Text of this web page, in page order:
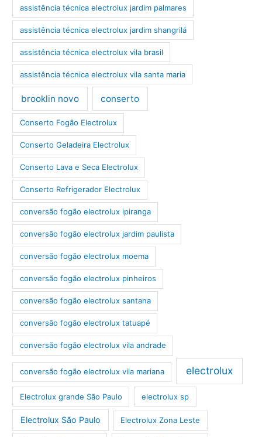
assistência técnica electrolux jardim palmares
assistência técnica electrolux jardim shangrilá
assistência técnica electrolux vila brasil
assistência técnica electrolux vila santa maria
brooklin novo conserto
Conserto Fogão Electrolux
Conserto Geladeira Electrolux
Conserto Lava e Seca Electrolux
Conserto Refrigerador Electrolux
conversão fogão electrolux ipiranga
conversão fogão electrolux jardim paulista
conversão fogão electrolux moema
conversão fogão electrolux pinheiros
conversão fogão electrolux santana
conversão fogão electrolux tatuapé
conversão fogão electrolux vila andrade
conversão fogão electrolux vila mariana electrolux
Electrolux grande São Paulo electrolux sp
Electrolux São Paulo Electrolux Zona Leste